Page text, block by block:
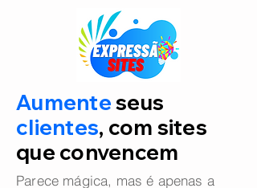
Aumenteseus
clientes, com sites
que convencem
Parece mágica, mas é apenas a